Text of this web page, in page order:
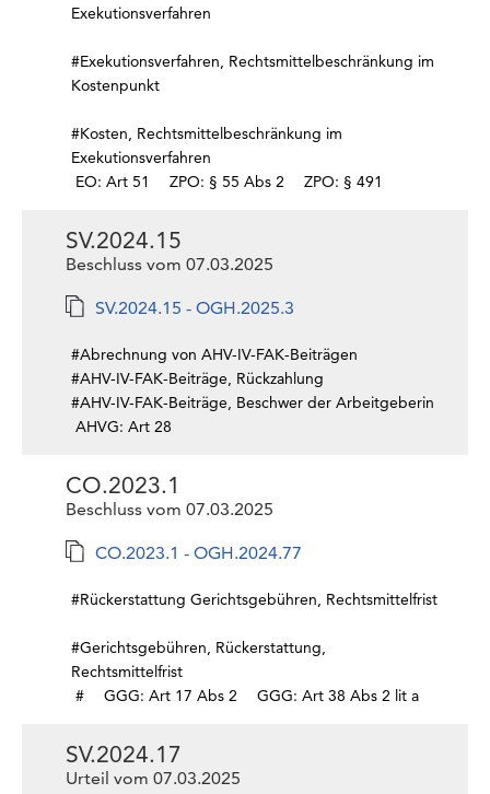
Exekutionsverfahren
#Exekutionsverfahren, Rechtsmittelbeschränkung im
Kostenpunkt
#Kosten, Rechtsmittelbeschränkung im
Exekutionsverfahren
EO: Art 51
ZPO: § 55 Abs 2 ZPO: § 491
SV.2024.15
Beschluss vom 07.03.2025
SV.2024.15 - OGH.2025.3
#Abrechnung von AHV-IV-FAK-Beiträgen
#AHV-IV-FAK-Beiträge, Rückzahlung
#AHV-IV-FAK-Beiträge, Beschwer der Arbeitgeberin
AHVG: Art 28
CO.2023.1
Beschluss vom 07.03.2025
CO.2023.1 - OGH.2024.77
#Rückerstattung Gerichtsgebühren, Rechtsmittelfrist
#Gerichtsgebühren, Rückerstattung,
Rechtsmittelfrist
#
GGG: Art 17 Abs 2 GGG: Art 38 Abs 2 lit a
SV.2024.17
Urteil vom 07.03.2025